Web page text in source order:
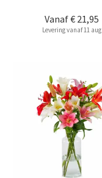
Vanaf€ 21,95
Levering vanaf 11 aug